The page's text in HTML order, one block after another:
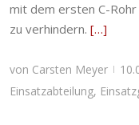
mit dem ersten C-
zu verhindern. […]
von Carsten Meyer |
Einsatzabteilung,